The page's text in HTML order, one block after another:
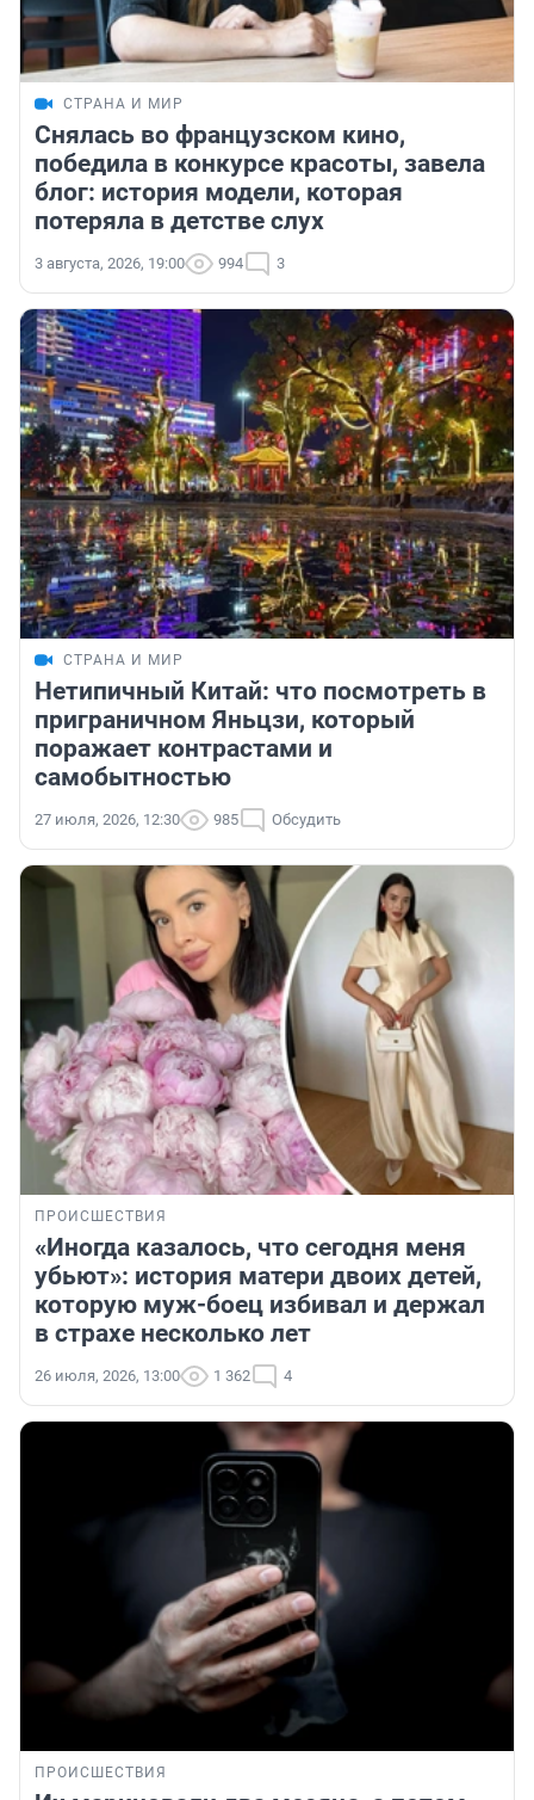
СТРАНА И МИР
Снялась во французском кино,
победила в конкурсе красоты, завела
блог: история модели, которая
потеряла в детстве слух
3 августа, 2026, 19:00 994 3
СТРАНА И МИР
Нетипичный Китай: что посмотреть в
приграничном Яньцзи, который
поражает контрастами и
самобытностью
27 июля, 2026, 12:30 985 Обсудить
ПРОИСШЕСТВИЯ
«Иногда казалось, что сегодня меня
убьют»: история матери двоих детей,
которую муж-боец избивал и держал
в страхе несколько лет
26 июля, 2026, 13:00 1 362 4
ПРОИСШЕСТВИЯ